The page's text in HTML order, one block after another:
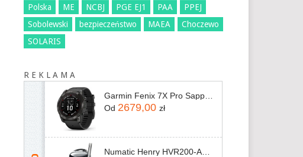
Polska ME NCBJ PGE EJ1 PAA
PPEJ
Sobolewski
bezpieczeństwo MAEA
Choczewo
SOLARIS
R E K L A M A
Od 2679,00zł